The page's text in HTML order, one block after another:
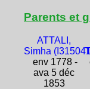
Parents et
ATTALI,
Simha
env 1778 -
ava 5 déc
1853